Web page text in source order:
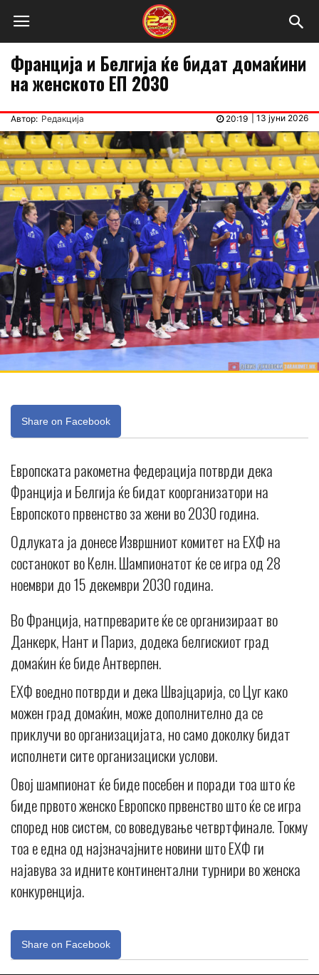
Франција и Белгија ќе бидат домаќини
на женското ЕП 2030
Автор: Редакција 13 јуни 2026
20:19
Share on Facebook
Европската ракометна федерација потврди дека
Франција и Белгија ќе бидат коорганизатори на
Европското првенство за жени во 2030 година.
Одлуката ја донесе Извршниот комитет на ЕХФ на
состанокот во Келн. Шампионатот ќе се игра од 28
ноември до 15 декември 2030 година.
Во Франција, натпреварите ќе се организираат во
Данкерк, Нант и Париз, додека белгискиот град
домаќин ќе биде Антверпен.
ЕХФ воедно потврди и дека Швајцарија, со Цуг како
можен град домаќин, може дополнително да се
приклучи во организацијата, но само доколку бидат
исполнети сите организациски услови.
Овој шампионат ќе биде посебен и поради тоа што ќе
биде првото женско Европско првенство што ќе се игра
според нов систем, со воведување четвртфинале. Токму
тоа е една од најзначајните новини што ЕХФ ги
најавува за идните континентални турнири во женска
конкуренција.
Share on Facebook